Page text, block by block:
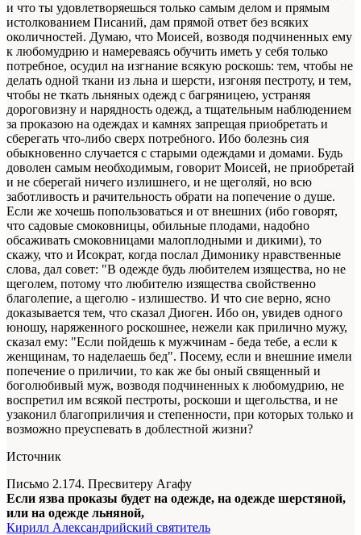
и что ты удовлетворяешься только самым делом и прямым
истолкованием Писаний, дам прямой ответ без всяких
околичностей. Думаю, что Моисей, возводя подчиненных ему
к любомудрию и намереваясь обучить иметь у себя только
потребное, осудил на изгнание всякую роскошь: тем, чтобы не
делать одной ткани из льна и шерсти, изгоняя пестроту, и тем,
чтобы не ткать льняных одежд с багряницею, устраняя
дороговизну и нарядность одежд, а тщательным наблюдением
за проказою на одеждах и камнях запрещая приобретать и
сберегать что-либо сверх потребного. Ибо болезнь сия
обыкновенно случается с старыми одеждами и домами. Будь
доволен самым необходимым, говорит Моисей, не приобретай
и не сберегай ничего излишнего, и не щеголяй, но всю
заботливость и рачительность обрати на попечение о душе.
Если же хочешь попользоваться и от внешних (ибо говорят,
что садовые смоковницы, обильные плодами, надобно
обсаживать смоковницами малоплодными и дикими), то
скажу, что и Исократ, когда послал Димонику нравственные
слова, дал совет: "В одежде будь любителем изящества, но не
щеголем, потому что любителю изящества свойственно
благолепие, а щеголю - излишество. И что сие верно, ясно
доказывается тем, что сказал Диоген. Ибо он, увидев одного
юношу, наряженного роскошнее, нежели как прилично мужу,
сказал ему: "Если пойдешь к мужчинам - беда тебе, а если к
женщинам, то наделаешь бед". Посему, если и внешние имели
попечение о приличии, то как же бы оный священный и
боголюбивый муж, возводя подчиненных к любомудрию, не
воспретил им всякой пестроты, роскоши и щегольства, и не
узаконил благоприличия и степенности, при которых только и
возможно преуспевать в доблестной жизни?
Источник
Письмо 2.174. Пресвитеру Агафу
Если язва проказы будет на одежде, на одежде шерстяной,
или на одежде льняной,
Кирилл Александрийский святитель